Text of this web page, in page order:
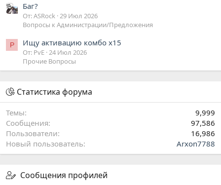
Баг?
От: ASRock
29 Июл 2026
Вопросы к Администрации/Предложения
P Ищу активацию комбо x15
От: PvE 24 Июл 2026
Прочие Вопросы
Статистика форума
Темы
9,999
Сообщения
97,586
Пользователи
16,986
Новый пользователь
Arxon7788
Сообщения профилей